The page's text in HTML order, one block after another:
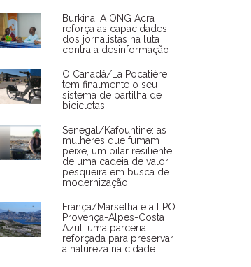
Burkina: A ONG Acra
reforça as capacidades
dos jornalistas na luta
contra a desinformação
O Canadá/La Pocatière
tem finalmente o seu
sistema de partilha de
bicicletas
Senegal/Kafountine: as
mulheres que fumam
peixe, um pilar resiliente
de uma cadeia de valor
pesqueira em busca de
modernização
França/Marselha e a LPO
Provença-Alpes-Costa
Azul: uma parceria
reforçada para preservar
a natureza na cidade